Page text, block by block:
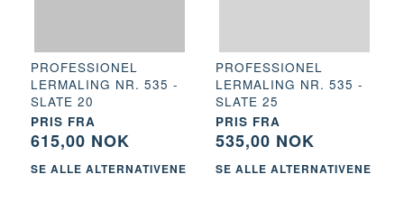
PROFESSIONEL
LERMALING NR. 535 -
SLATE 20
PRIS FRA
615,00 NOK
SE ALLE ALTERNATIVENE
PROFESSIONEL
LERMALING NR. 535 -
SLATE 25
PRIS FRA
535,00 NOK
SE ALLE ALTERNATIVENE